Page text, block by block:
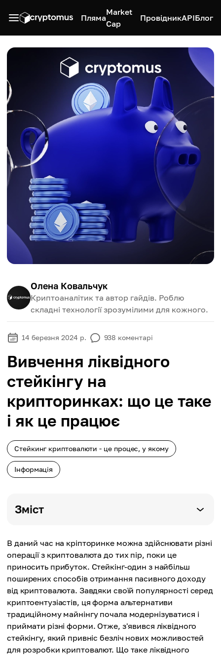
Пляма
Market
Cap
ПровідникAPIБлог
Олена Ковальчук
Криптоаналітик та автор гайдів. Роблю
складні технології зрозумілими для кожного.
14 березня 2024 р. 938 коментарі
Вивчення ліквідного
стейкінгу на
крипторинках: що це таке
і як це працює
Стейкинг криптовалюти - це процес, у якому
Інформація
Зміст
В даний час на кріпторинке можна здійснювати різні
операції з криптовалюта до тих пір, поки це
приносить прибуток. Стейкінг-один з найбільш
поширених способів отримання пасивного доходу
від криптовалюта. Завдяки своїй популярності серед
криптоентузіастів, ця форма альтернативи
традиційному майнінгу почала модернізуватися і
приймати різні форми. Отже, з'явився ліквідного
стейкінгу, який привніс безліч нових можливостей
для розробки криптовалют. Що таке ліквідного